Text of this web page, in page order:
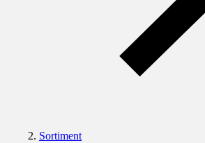
Sortiment